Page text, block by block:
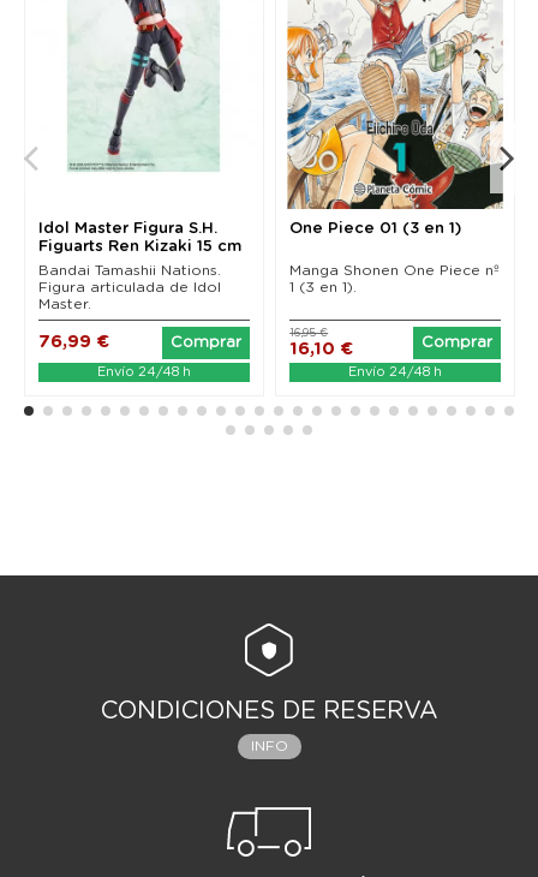
Idol Master Figura S.H.
Figuarts Ren Kizaki 15 cm
Bandai Tamashii Nations.
Figura articulada de Idol
Master.
76,99 € Comprar
Envío 24/48 h
One Piece 01 (3 en 1)
Manga Shonen One Piece nº
1 (3 en 1).
16,10 €
16,95 €
Comprar
Envío 24/48 h
CONDICIONES DE RESERVA
INFO